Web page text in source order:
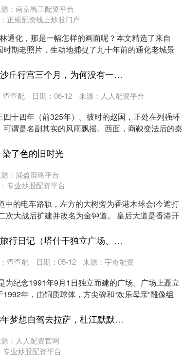
：南京禹王配资平台
正规配资线上炒股门户
通化，那是一幅怎样的画面呢？本文精选了来自
时期老照片，生动地捕捉了九十年前的通化老城景
领航配资 赵武灵王被围沙丘行宫三个月，为何没有一个亲信前来救驾？
日期：06-12 来源：人人配资平台
查查配
十四年（前325年）。彼时的赵国，正处在列强环
谓是名副其实的风雨飘摇。西面，商鞅变法后的秦
了色的旧时光
：涌盈策略平台
专业炒股配资平台
中的电车路轨，左方的大树旁为香港木球会(今遮打
次大战后扩建并改名为金钟道。 皇后大道是香港开
策略聚宝 乌兹别克斯坦旅行日记（塔什干独立广场、圣母升天大教堂）_烈士_白色_自由
日期：05-12 来源：宇奇配资
查查配
为纪念1991年9月1日独立而建的广场。广场上矗立
年，由铜质球体，方尖碑和“欢乐母亲”雕像组
达宝优配 霍思燕实现18年梦想自驾去拉萨，杜江默默陪伴，夫妻情深感动全网_爱情_挑战_穿越
：人人配资官网
专业炒股配资平台